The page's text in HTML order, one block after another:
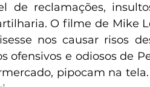
de reclamações,
O filme de Mike
nos causar risos
ofensivos e odiosos de
pipocam na